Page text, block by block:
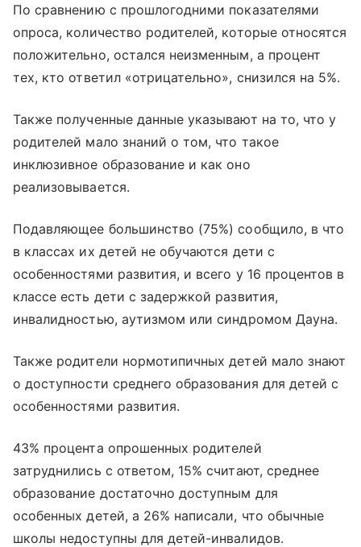
По сравнению с прошлогодними показателями
опроса, количество родителей, которые относятся
положительно, остался неизменным, а процент
тех, кто ответил «отрицательно», снизился на 5%.
Также полученные данные указывают на то, что у
родителей мало знаний о том, что такое
инклюзивное образование и как оно
реализовывается.
Подавляющее большинство (75%) сообщило, в что
в классах их детей не обучаются дети с
особенностями развития, и всего у 16 процентов в
классе есть дети с задержкой развития,
инвалидностью, аутизмом или синдромом Дауна.
Также родители нормотипичных детей мало знают
о доступности среднего образования для детей с
особенностями развития.
43% процента опрошенных родителей
затруднились с ответом, 15% считают, среднее
образование достаточно доступным для
особенных детей, а 26% написали, что обычные
школы недоступны для детей-инвалидов.